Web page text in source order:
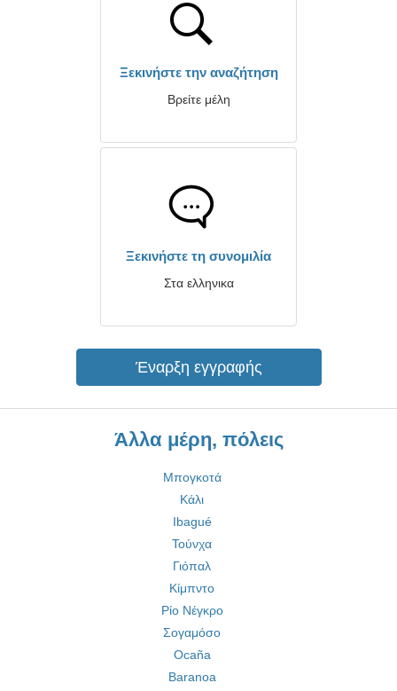
Ξεκινήστε την αναζήτηση
Βρείτε μέλη
Ξεκινήστε τη συνομιλία
Στα ελληνικα
Έναρξη εγγραφής
Άλλα μέρη, πόλεις
Μπογκοτά
Κάλι
Ibagué
Τούνχα
Γιόπαλ
Κίμπντο
Ρίο Νέγκρο
Σογαμόσο
Ocaña
Baranoa